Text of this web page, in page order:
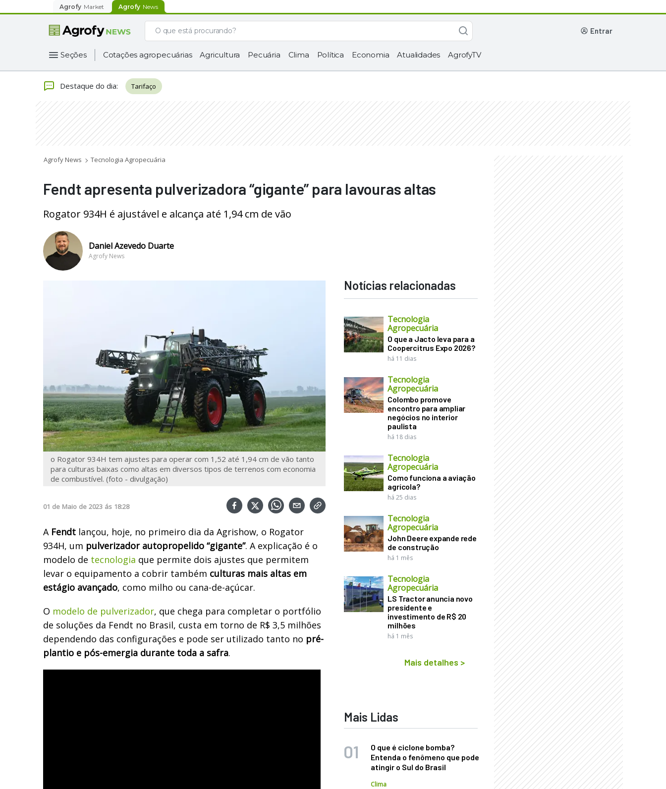
Agrofy Market Agrofy News
entrar
Seções Cotações agropecuárias Agricultura Pecuária Clima Política Economia Atualidades AgrofyTV
Destaque do dia: Tarifaço
Agrofy News Tecnologia Agropecuária
Fendt apresenta pulverizadora “gigante” para lavouras altas
Rogator 934H é ajustável e alcança até 1,94 cm de vão
Daniel Azevedo Duarte
Agrofy News
o Rogator 934H tem ajustes para operar com 1,52 até 1,94 cm de vão tanto
para culturas baixas como altas em diversos tipos de terrenos com economia
de combustível. (foto - divulgação)
01 de Maio de 2023 ás 18:28
A Fendt lançou, hoje, no primeiro dia da Agrishow, o Rogator
934H, um pulverizador autopropelido “gigante”. A explicação é o
modelo de tecnologia que permite dois ajustes que permitem
levar o equipamento a cobrir também culturas mais altas em
estágio avançado, como milho ou cana-de-açúcar.
O modelo de pulverizador, que chega para completar o portfólio
de soluções da Fendt no Brasil, custa em torno de R$ 3,5 milhões
dependendo das configurações e pode ser utilizado tanto no pré-
plantio e pós-emergia durante toda a safra.
Notícias relacionadas
Tecnologia
Agropecuária
O que a Jacto leva para a
Coopercitrus Expo 2026?
há 11 dias
Tecnologia
Agropecuária
Colombo promove
encontro para ampliar
negócios no interior
paulista
há 18 dias
Tecnologia
Agropecuária
Como funciona a aviação
agrícola?
há 25 dias
Tecnologia
Agropecuária
John Deere expande rede
de construção
há 1 mês
Tecnologia
Agropecuária
LS Tractor anuncia novo
presidente e
investimento de R$ 20
milhões
há 1 mês
Mais detalhes >
Mais Lidas
O que é ciclone bomba?
Entenda o fenômeno que pode
atingir o Sul do Brasil
Clima